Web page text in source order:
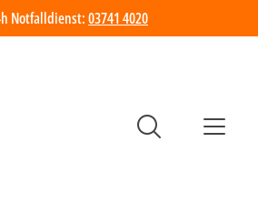
Notfalldienst:03741 4020